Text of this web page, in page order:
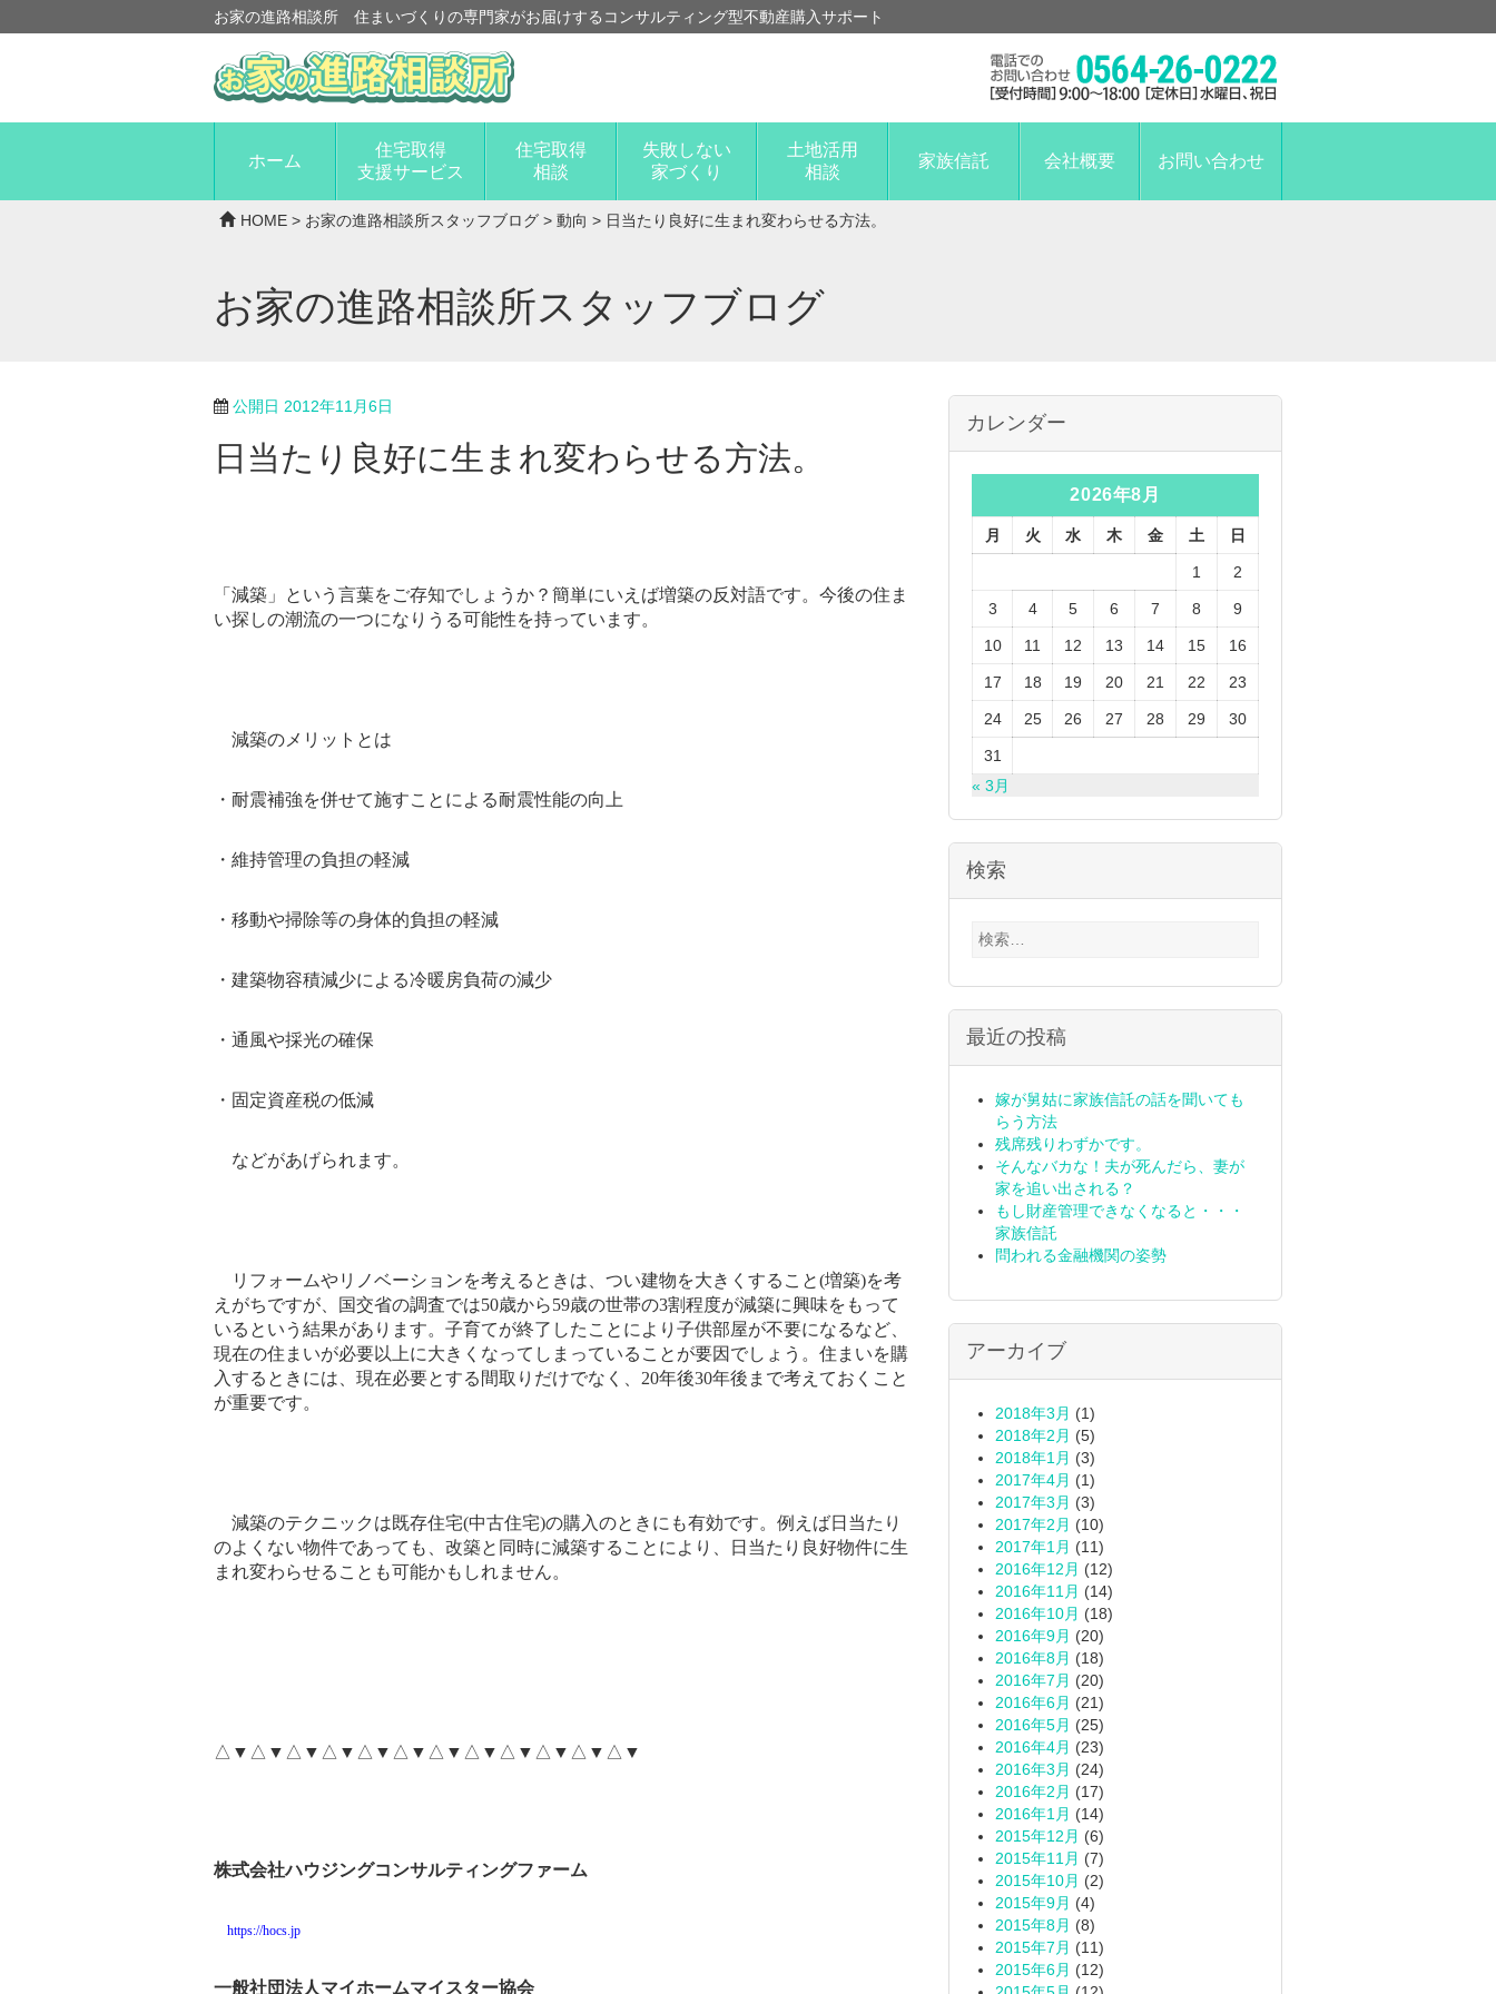
お家の進路相談所 住まいづくりの専門家がお届けするコンサルティング型不動産購入サポート
ホーム
住宅取得
支援サービス
住宅取得
相談
失敗しない
家づくり
土地活用
相談
家族信託 会社概要 お問い合わせ
HOME > お家の進路相談所スタッフブログ > 動向 > 日当たり良好に生まれ変わらせる方法。
お家の進路相談所スタッフブログ
公開日 2012年11月6日
日当たり良好に生まれ変わらせる方法。
「減築」という言葉をご存知でしょうか？簡単にいえば増築の反対語です。今後の住ま
い探しの潮流の一つになりうる可能性を持っています。
減築のメリットとは
・耐震補強を併せて施すことによる耐震性能の向上
・維持管理の負担の軽減
・移動や掃除等の身体的負担の軽減
・建築物容積減少による冷暖房負荷の減少
・通風や採光の確保
・固定資産税の低減
などがあげられます。
リフォームやリノベーションを考えるときは、つい建物を大きくすること(増築)を考
えがちですが、国交省の調査では50歳から59歳の世帯の3割程度が減築に興味をもって
いるという結果があります。 子育てが終了したことにより子供部屋が不要になるなど、
現在の住まいが必要以上に大きくなってしまっていることが要因でしょう。住まいを購
入するときには、現在必要とする間取りだけでなく、 20年後30年後まで考えておくこと
が重要です。
減築のテクニックは既存住宅(中古住宅)の購入のときにも有効です。例えば日当たり
のよくない物件であっても、改築と同時に減築することにより、日当たり良好物件に生
まれ変わらせることも可能かもしれません。
△▼△▼△▼△▼△▼△▼△▼△▼△▼△▼△▼△▼
株式会社ハウジングコンサルティングファーム
https://hocs.jp
一般社団法人マイホームマイスター協会
カレンダー
2026年8月
月 火 水 木 金 土 日
1 2
3 4 5 6 7 8 9
10 11 12 13 14 15 16
17 18 19 20 21 22 23
24 25 26 27 28 29 30
31
« 3月
検索
検
最近の投稿
嫁が舅姑に家族信託の話を聞いても
らう方法
残席残りわずかです。
そんなバカな！夫が死んだら、妻が
家を追い出される？
もし財産管理できなくなると・・・
家族信託
問われる金融機関の姿勢
アーカイブ
2018年3月 (1)
2018年2月 (5)
2018年1月 (3)
2017年4月 (1)
2017年3月 (3)
2017年2月 (10)
2017年1月 (11)
2016年12月 (12)
2016年11月 (14)
2016年10月 (18)
2016年9月 (20)
2016年8月 (18)
2016年7月 (20)
2016年6月 (21)
2016年5月 (25)
2016年4月 (23)
2016年3月 (24)
2016年2月 (17)
2016年1月 (14)
2015年12月 (6)
2015年11月 (7)
2015年10月 (2)
2015年9月 (4)
2015年8月 (8)
2015年7月 (11)
2015年6月 (12)